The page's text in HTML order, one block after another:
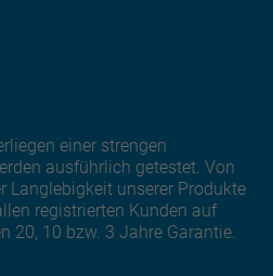
einer strengen
ausführlich getestet. Von
Langlebigkeit unserer Produkte
registrierten Kunden auf
20, 10 bzw. 3 Jahre Garantie.